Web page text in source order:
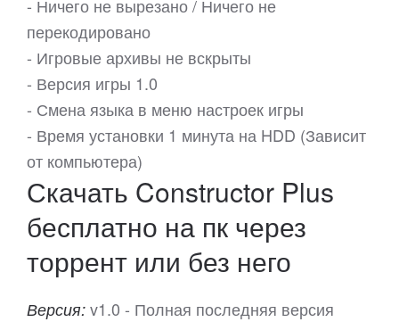
- Ничего не вырезано / Ничего не
перекодировано
- Игровые архивы не вскрыты
- Версия игры 1.0
- Смена языка в меню настроек игры
- Время установки 1 минута на HDD (Зависит
от компьютера)
Скачать Constructor Plus
бесплатно на пк через
торрент или без него
Версия: v1.0 - Полная последняя версия